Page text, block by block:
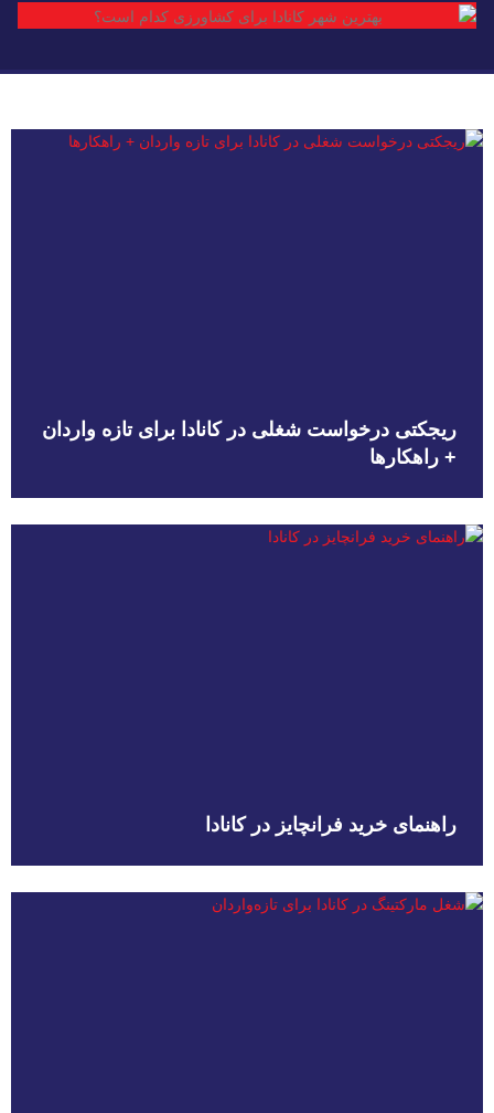
ریجکتی درخواست شغلی در کانادا برای تازه واردان
+ راهکارها
راهنمای خرید فرانچایز در کانادا